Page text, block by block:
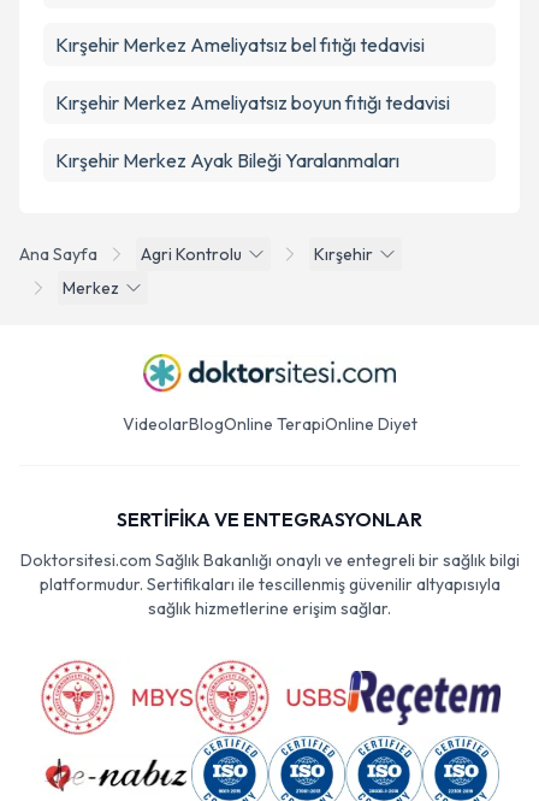
Ana Sayfa Agri Kontrolu
Kırşehir
Merkez
Kırşehir Merkez Ameliyatsız bel fıtığı tedavisi
Kırşehir Merkez Ameliyatsız boyun fıtığı tedavisi
Kırşehir Merkez Ayak Bileği Yaralanmaları
VideolarBlogOnline TerapiOnline Diyet
SERTİFİKA VE ENTEGRASYONLAR
Doktorsitesi.com Sağlık Bakanlığı onaylı ve entegreli bir sağlık bilgi
platformudur. Sertifikaları ile tescillenmiş güvenilir altyapısıyla
sağlık hizmetlerine erişim sağlar.